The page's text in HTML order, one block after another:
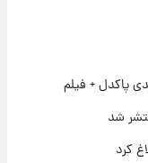
سایپا اعلام شد؛
پاکدل + فیلم
شد